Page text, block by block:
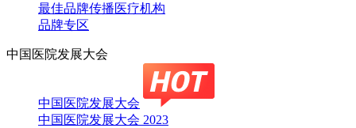
最佳品牌传播医疗机构
品牌专区
中国医院发展大会
中国医院发展大会
中国医院发展大会 2023